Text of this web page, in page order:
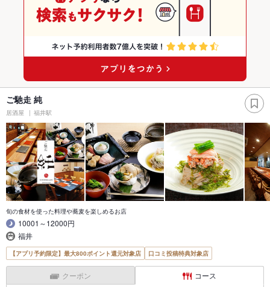
ご馳走 純
居酒屋 福井駅
旬の食材を使った料理や蕎麦を楽しめるお店
10001～12000円
福井
【アプリ予約限定】最大800ポイント還元対象店 口コミ投稿特典対象店
クーポン コース